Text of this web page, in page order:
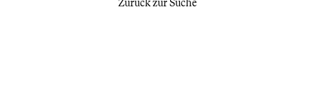
Zurück zur Suche